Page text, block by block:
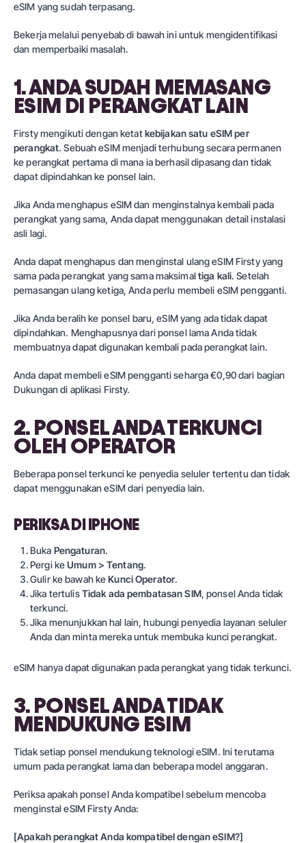
eSIM yang sudah terpasang.
Bekerja melalui penyebab di bawah ini untuk mengidentifikasi
dan memperbaiki masalah.
1. ANDA SUDAH MEMASANG
ESIM DI PERANGKAT LAIN
Firsty mengikuti dengan ketatkebijakan satu eSIM per
perangkat. Sebuah eSIM menjadi terhubung secara permanen
ke perangkat pertama di mana ia berhasil dipasang dan tidak
dapat dipindahkan ke ponsel lain.
Jika Anda menghapus eSIM dan menginstalnya kembali pada
perangkat yang sama, Anda dapat menggunakan detail instalasi
asli lagi.
Anda dapat menghapus dan menginstal ulang eSIM Firsty yang
sama pada perangkat yang sama maksimaltiga kali. Setelah
pemasangan ulang ketiga, Anda perlu membeli eSIM pengganti.
Jika Anda beralih ke ponsel baru, eSIM yang ada tidak dapat
dipindahkan. Menghapusnya dari ponsel lama Anda tidak
membuatnya dapat digunakan kembali pada perangkat lain.
Anda dapat membeli eSIM pengganti seharga €0,90 dari bagian
Dukungan di aplikasi Firsty.
2. PONSEL ANDA TERKUNCI
OLEH OPERATOR
Beberapa ponsel terkunci ke penyedia seluler tertentu dan tidak
dapat menggunakan eSIM dari penyedia lain.
PERIKSA DI IPHONE
Buka Pengaturan.
Pergi keUmum > Tentang.
Gulir ke bawah keKunci Operator.
Jika tertulisTidak ada pembatasan SIM, ponsel Anda tidak
terkunci.
Jika menunjukkan hal lain, hubungi penyedia layanan seluler
Anda dan minta mereka untuk membuka kunci perangkat.
eSIM hanya dapat digunakan pada perangkat yang tidak terkunci.
3. PONSEL ANDA TIDAK
MENDUKUNG ESIM
Tidak setiap ponsel mendukung teknologi eSIM. Ini terutama
umum pada perangkat lama dan beberapa model anggaran.
Periksa apakah ponsel Anda kompatibel sebelum mencoba
menginstal eSIM Firsty Anda:
[Apakah perangkat Anda kompatibel dengan eSIM?]